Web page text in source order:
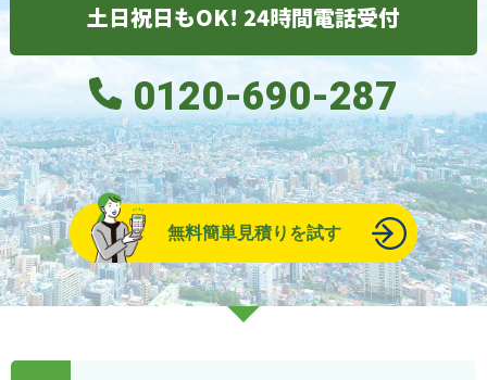
土日祝日もOK! 24時間電話受付
0120-690-287
無料簡単見積りを試す